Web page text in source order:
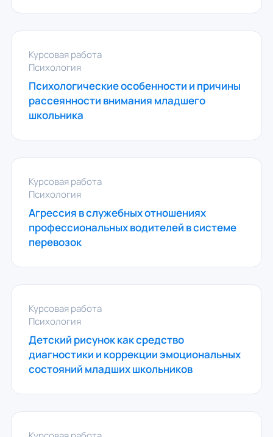
Курсовая работа
Психология
Психологические особенности и причины
рассеянности внимания младшего
школьника
Курсовая работа
Психология
Агрессия в служебных отношениях
профессиональных водителей в системе
перевозок
Курсовая работа
Психология
Детский рисунок как средство
диагностики и коррекции эмоциональных
состояний младших школьников